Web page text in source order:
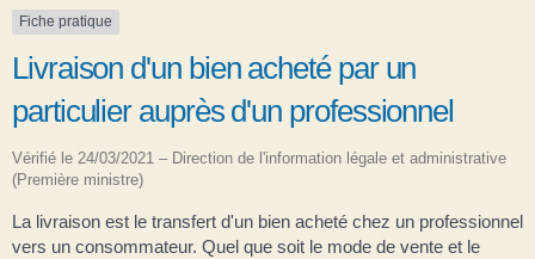
Fiche pratique
Livraison d'un bien acheté par un
particulier auprès d'un professionnel
Vérifié le 24/03/2021 – Direction de l'information légale et administrative
(Première ministre)
La livraison est le transfert d'un bien acheté chez un professionnel
vers un consommateur. Quel que soit le mode de vente et le